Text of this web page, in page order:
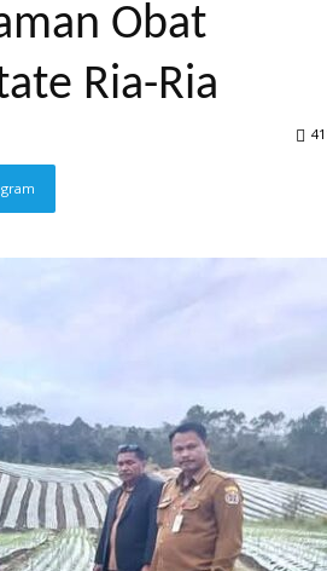
Obat
Ria-Ria